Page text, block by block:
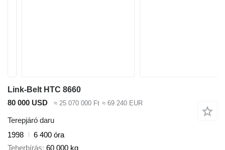
Link-Belt HTC 8660
80 000 USD
≈ 25 070 000 Ft ≈ 69 240 EUR
Terepjáró daru
1998
6 400 óra
Teherbírás 60 000 kg